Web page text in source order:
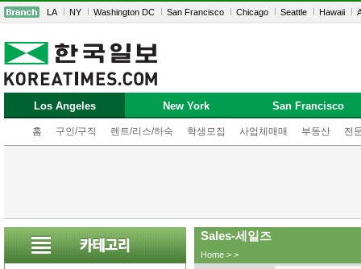
LA NY Washington DC San Francisco Chicago Seattle Hawaii
Los Angeles
홈 구인/구직 렌트/리스/하숙 학생모집 사업체매매 부동산 전
New York San Francisco
Sales-세일즈
Home > >